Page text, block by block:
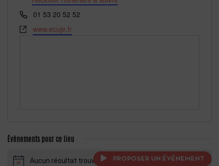
Téléphone
01 53 20 52 52
Site
www.ecuje.fr
Évènements pour ce lieu
Aucun résultat trouvé. PROPOSER UN ÉVÉNEMENT